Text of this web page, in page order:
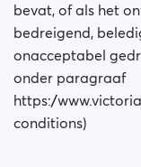
bevat, of als het
bedreigend,
onacceptabel
onder paragraaf
https://
conditions)